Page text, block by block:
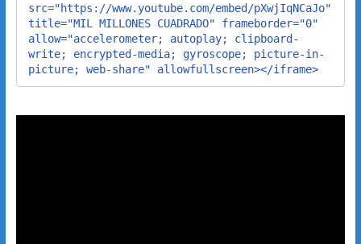
src="https://www.youtube.com/embed/pXwjIqNCaJo"
title="MIL MILLONES CUADRADO" frameborder="0"
allow="accelerometer; autoplay; clipboard-
write; encrypted-media; gyroscope; picture-in-
picture; web-share" allowfullscreen></iframe>